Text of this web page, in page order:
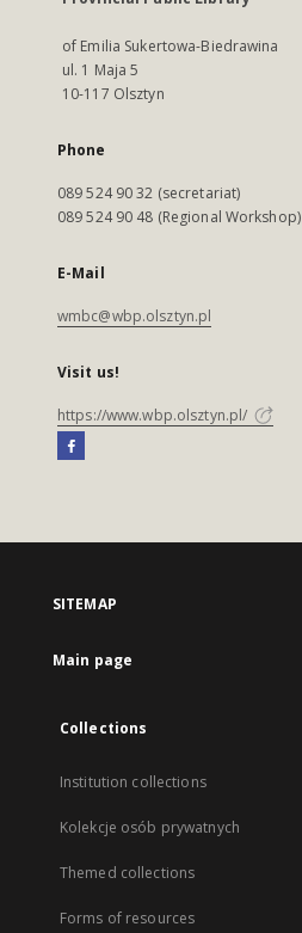
of Emilia Sukertowa-Biedrawina
ul. 1 Maja 5
10-117 Olsztyn
Phone
089 524 90 32 (secretariat)
089 524 90 48 (Regional Workshop)
E-Mail
wmbc@wbp.olsztyn.pl
Visit us!
https://www.wbp.olsztyn.pl/
SITEMAP
Main page
Collections
Institution collections
Kolekcje osób prywatnych
Themed collections
Forms of resources